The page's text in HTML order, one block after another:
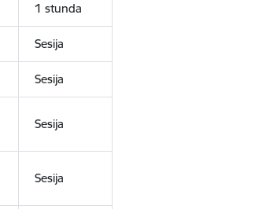
1 stunda
Sesija
Sesija
Sesija
Sesija